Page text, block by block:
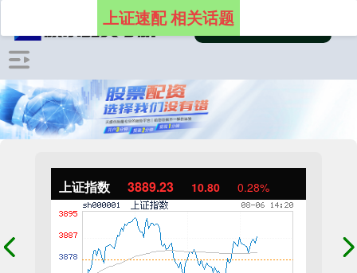
上证指数 3889.23 10.80 0.28%
上证速配 相关话题